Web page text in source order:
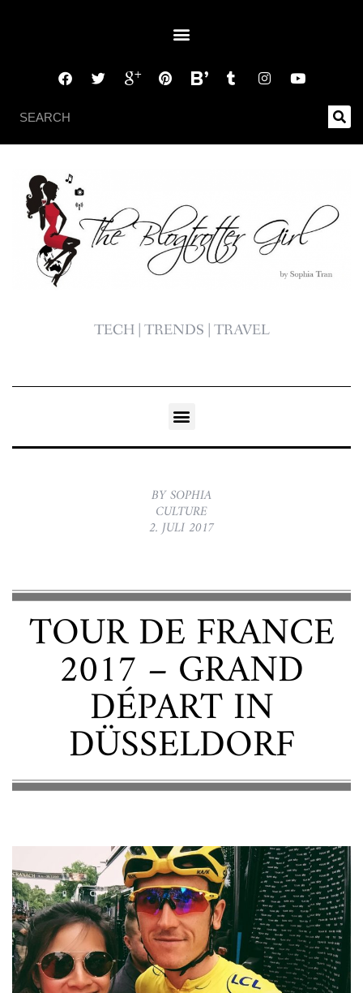
TECH | TRENDS | TRAVEL
BY SOPHIA
CULTURE
2. JULI 2017
TOUR DE FRANCE
2017 – GRAND
DÉPART IN
DÜSSELDORF